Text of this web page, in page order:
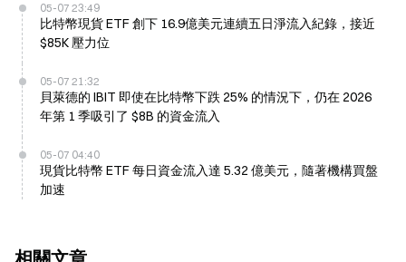
05-07 23:49
比特幣現貨 ETF 創下 16.9億美元連續五日淨流入紀錄，接近
$85K 壓力位
05-07 21:32
貝萊德的 IBIT 即使在比特幣下跌 25% 的情況下，仍在 2026
年第 1 季吸引了 $8B 的資金流入
05-07 04:40
現貨比特幣 ETF 每日資金流入達 5.32 億美元，隨著機構買盤
加速